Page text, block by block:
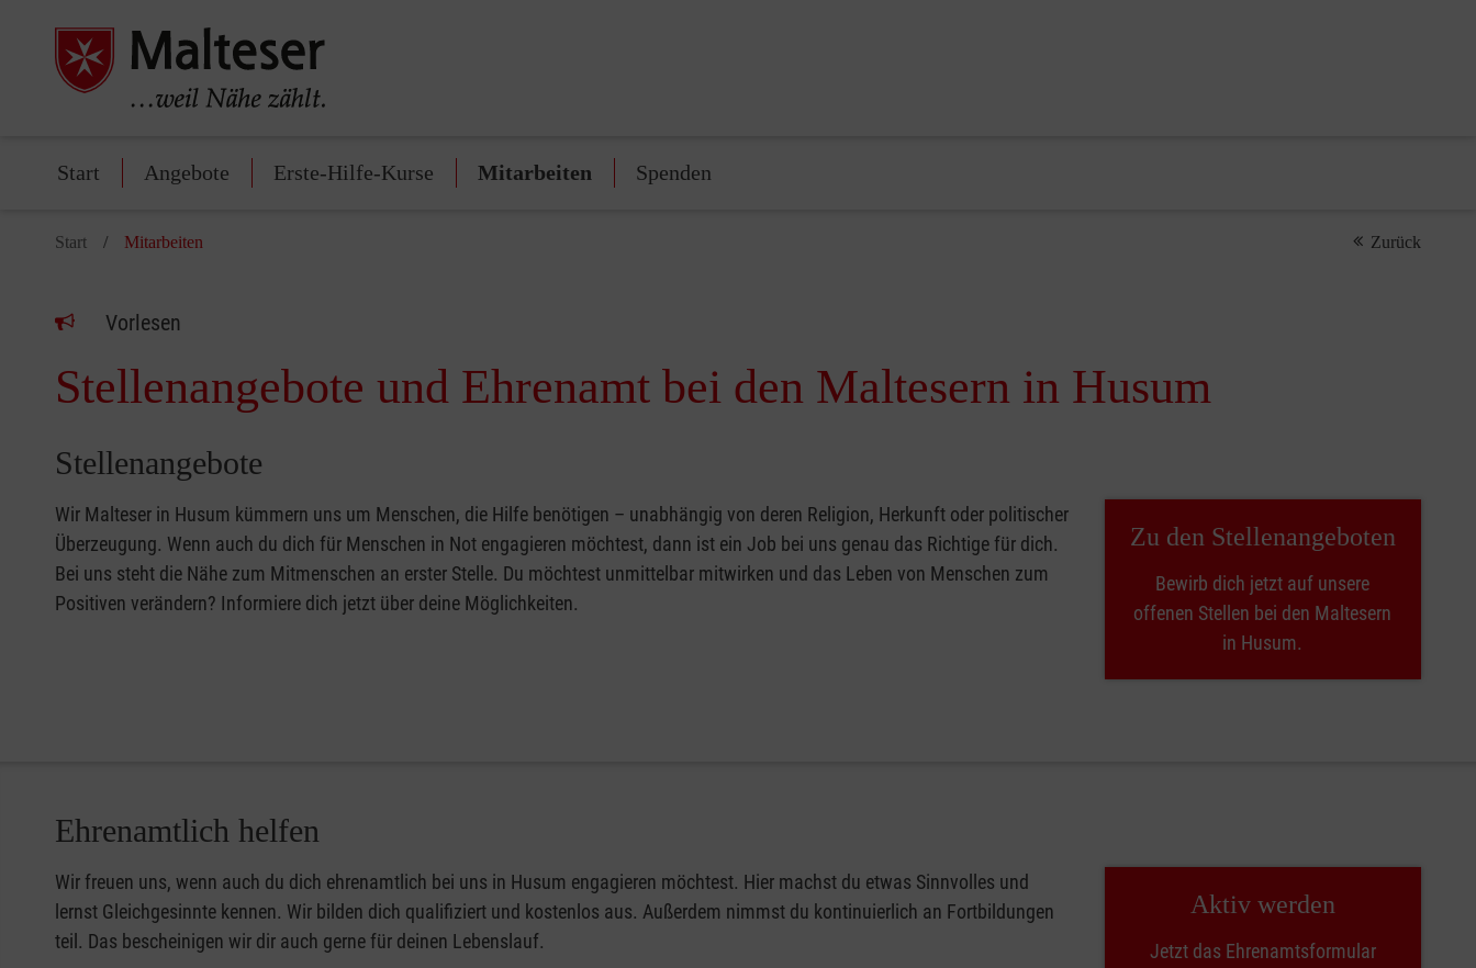
Start Angebote Erste-Hilfe-Kurse Mitarbeiten Spenden
Start Mitarbeiten Zurück
Vorlesen
Stellenangebote und Ehrenamt bei den Maltesern in Husum
Stellenangebote
Wir Malteser in Husum kümmern uns um Menschen, die Hilfe benötigen – unabhängig von deren Religion, Herkunft oder politischer
Überzeugung. Wenn auch du dich für Menschen in Not engagieren möchtest, dann ist ein Job bei uns genau das Richtige für dich.
Bei uns steht die Nähe zum Mitmenschen an erster Stelle. Du möchtest unmittelbar mitwirken und das Leben von Menschen zum
Positiven verändern? Informiere dich jetzt über deine Möglichkeiten.
Zu den Stellenangeboten
Bewirb dich jetzt auf unsere
offenen Stellen bei den Maltesern
in Husum.
Ehrenamtlich helfen
Wir freuen uns, wenn auch du dich ehrenamtlich bei uns in Husum engagieren möchtest. Hier machst du etwas Sinnvolles und
lernst Gleichgesinnte kennen. Wir bilden dich qualifiziert und kostenlos aus. Außerdem nimmst du kontinuierlich an Fortbildungen
teil. Das bescheinigen wir dir auch gerne für deinen Lebenslauf.
Aktiv werden
Jetzt das Ehrenamtsformular